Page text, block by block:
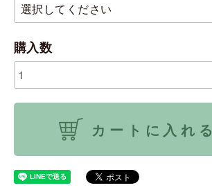
購入数
カートに入れる